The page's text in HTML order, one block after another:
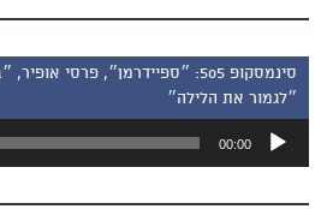
סינמסקופ 505: ״ספיידרמן״, פרסי
״לגמור את הלילה״
אודיו
00:00